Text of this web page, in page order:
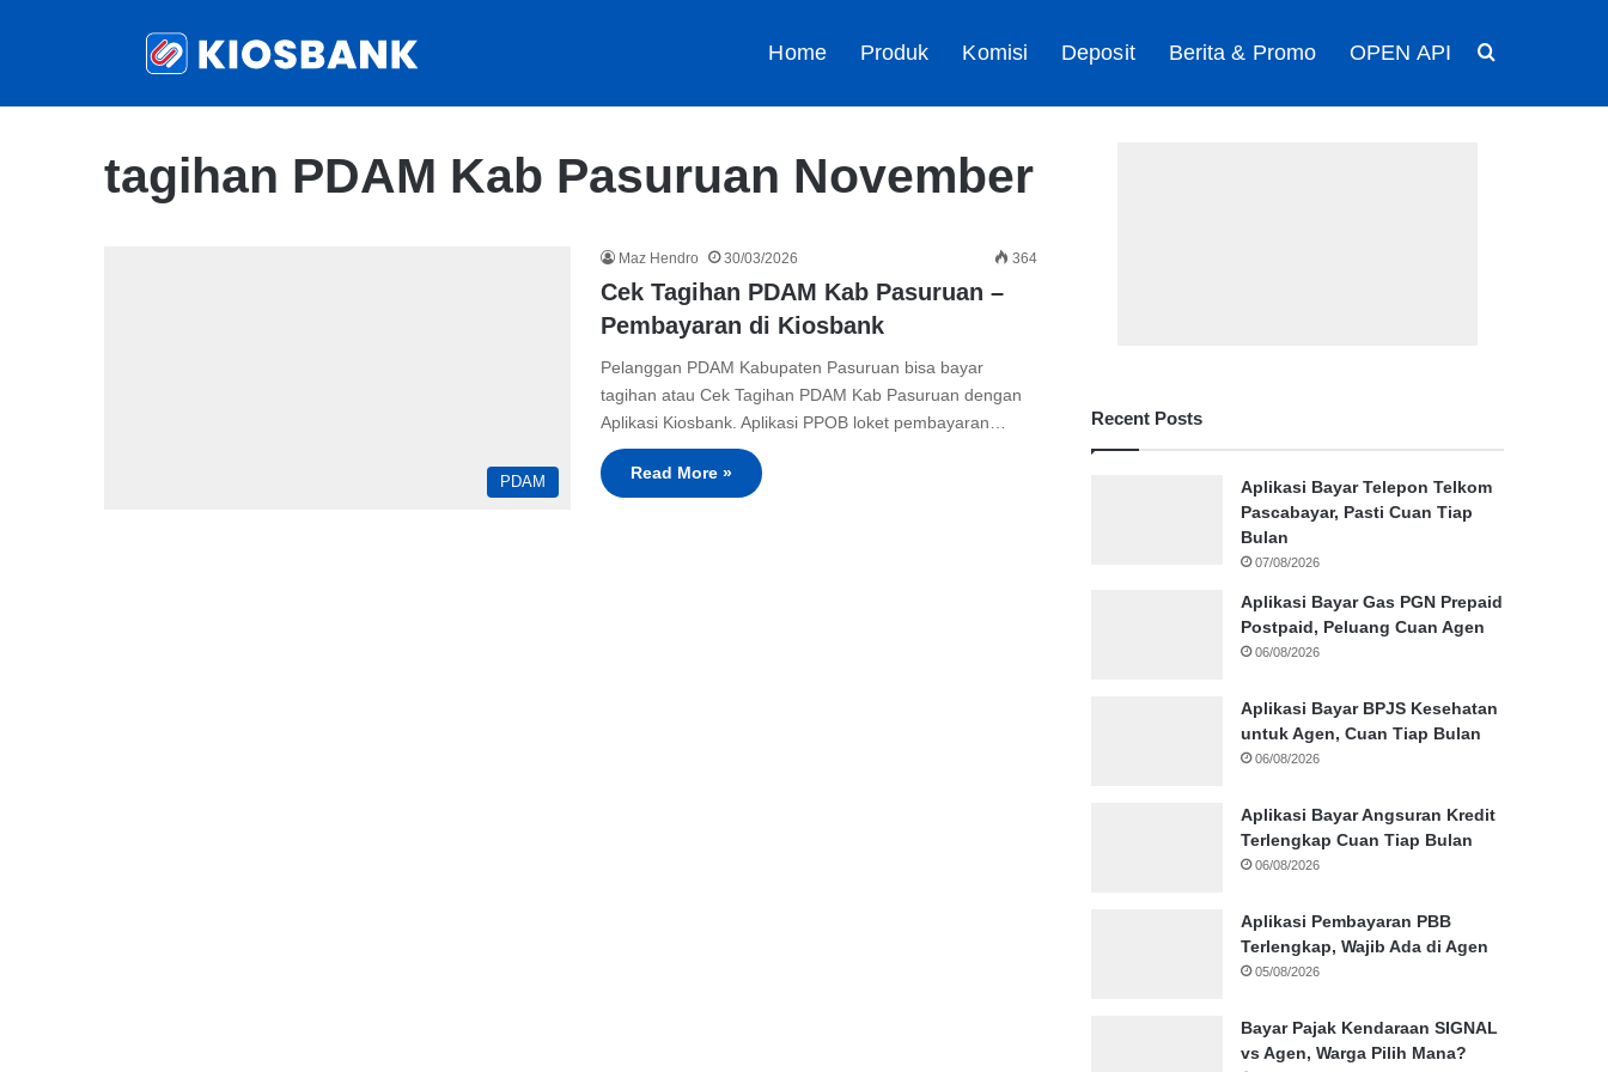
Home Produk Komisi Deposit Berita & Promo OPEN API
tagihan PDAM Kab Pasuruan November
PDAM
Maz Hendro 30/03/2026 364
Cek Tagihan PDAM Kab Pasuruan –
Pembayaran di Kiosbank
Pelanggan PDAM Kabupaten Pasuruan bisa bayar
tagihan atau Cek Tagihan PDAM Kab Pasuruan dengan
Aplikasi Kiosbank. Aplikasi PPOB loket pembayaran…
Read More »
Recent Posts
Aplikasi Bayar Telepon Telkom
Pascabayar, Pasti Cuan Tiap
Bulan
07/08/2026
Aplikasi Bayar Gas PGN Prepaid
Postpaid, Peluang Cuan Agen
06/08/2026
Aplikasi Bayar BPJS Kesehatan
untuk Agen, Cuan Tiap Bulan
06/08/2026
Aplikasi Bayar Angsuran Kredit
Terlengkap Cuan Tiap Bulan
06/08/2026
Aplikasi Pembayaran PBB
Terlengkap, Wajib Ada di Agen
05/08/2026
Bayar Pajak Kendaraan SIGNAL
vs Agen, Warga Pilih Mana?